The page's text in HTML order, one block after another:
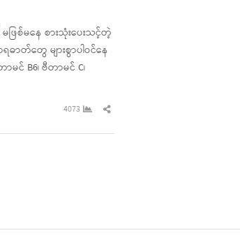
မဖြစ်မနေ စားသုံးပေးသင့်တဲ့
တ်တွေ များစွာပါဝင်နေ
မင် B6၊ ဗီတာမင် C၊
4073
Share
post